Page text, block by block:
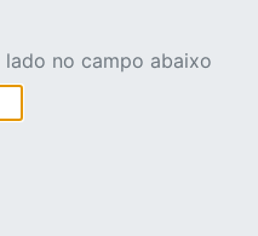
no campo abaixo